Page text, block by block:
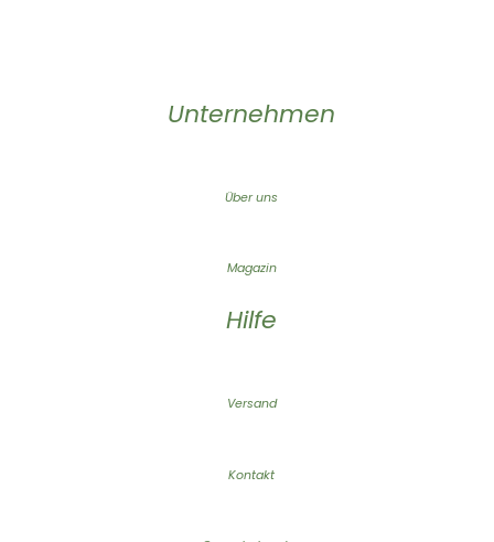
Unternehmen
Über uns
Magazin
Hilfe
Versand
Kontakt